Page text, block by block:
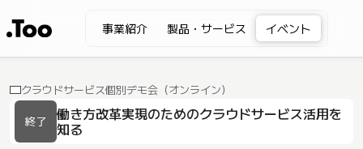
事業紹介 製品・サービス イベント
クラウドサービス個別デモ会（オンライン）
終了 働き方改革実現のためのクラウドサービス活用を
知る